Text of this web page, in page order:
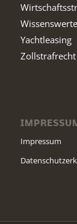
Yachtleasing
Zollstrafrecht
Impressum